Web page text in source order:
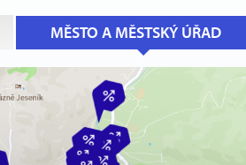
MĚSTO A MĚSTSKÝ ÚŘAD